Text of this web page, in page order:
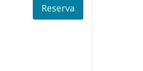
Reserva